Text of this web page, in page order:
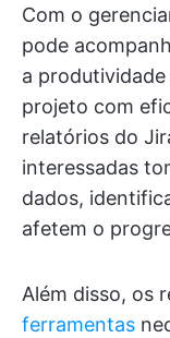
Com o
pode
a
projeto com
relatórios do
interessadas
dados,
afetem o
Além disso, os
ferramentas